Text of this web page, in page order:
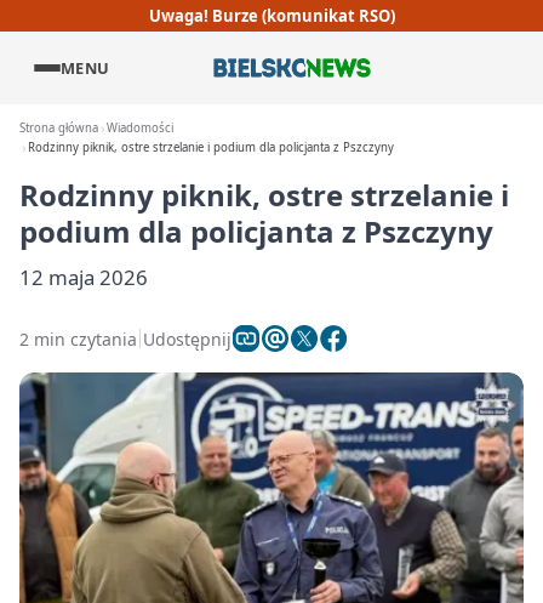
Uwaga! Burze (komunikat RSO)
MENU
Strona główna Wiadomości
Rodzinny piknik, ostre strzelanie i podium dla policjanta z Pszczyny
Rodzinny piknik, ostre strzelanie i
podium dla policjanta z Pszczyny
12 maja 2026
2 min czytania Udostępnij